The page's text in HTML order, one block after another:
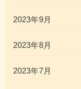
2023年9月
2023年8月
2023年7月